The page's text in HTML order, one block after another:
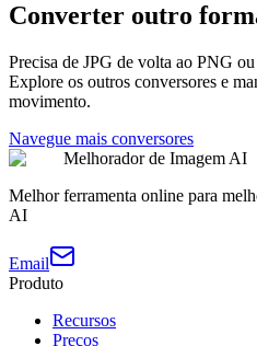
Converter outro
Precisa de JPG de volta ao PNG
Explore os outros conversores e
movimento.
Navegue mais conversores
Melhorador de Imagem AI
Melhor ferramenta online para
AI
Email
Produto
Recursos
Preços